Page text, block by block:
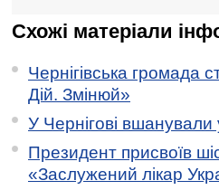
Схожі матеріали
Чернігівська громада
Дій. Змінюй»
У Чернігові вшанували
Президент присвоїв
«Заслужений лікар